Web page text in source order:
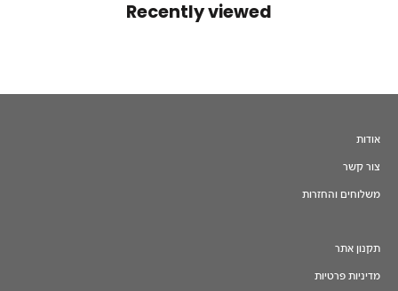
Recently viewed
אודות
צור קשר
משלוחים והחזרות
תקנון אתר
מדיניות פרטיות